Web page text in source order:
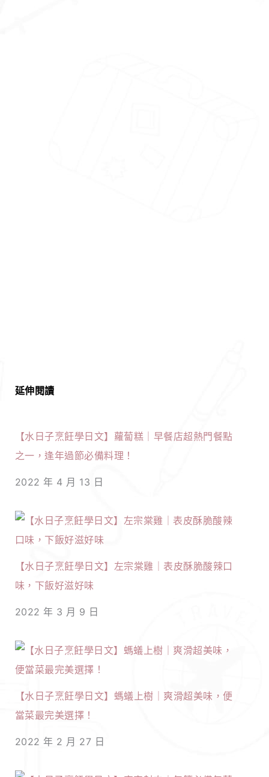
延伸閱讀
【水日子烹飪學日文】蘿蔔糕｜早餐店超熱門餐點
之一，逢年過節必備料理！
2022 年 4 月 13 日
【水日子烹飪學日文】左宗棠雞｜表皮酥脆酸辣口
味，下飯好滋好味
2022 年 3 月 9 日
【水日子烹飪學日文】螞蟻上樹｜爽滑超美味，便
當菜最完美選擇！
2022 年 2 月 27 日